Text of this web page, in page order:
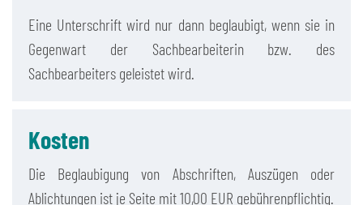
Eine Unterschrift wird nur dann beglaubigt, wenn sie in
Gegenwart der Sachbearbeiterin bzw. des
Sachbearbeiters geleistet wird.
Kosten
Die Beglaubigung von Abschriften, Auszügen oder
Ablichtungen ist je Seite mit 10,00 EUR gebührenpflichtig.